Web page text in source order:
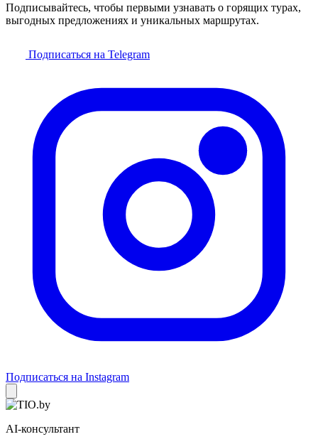
Подписывайтесь, чтобы первыми узнавать о горящих турах,
выгодных предложениях и уникальных маршрутах.
Подписаться на Telegram
Подписаться на Instagram
AI-консультант